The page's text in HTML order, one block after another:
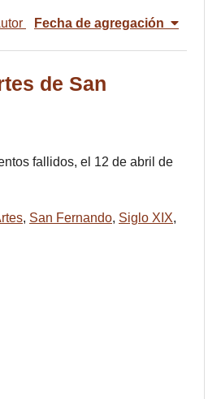
Fecha de agregación
de San
fallidos, el 12 de abril de
, San Fernando, Siglo XIX,